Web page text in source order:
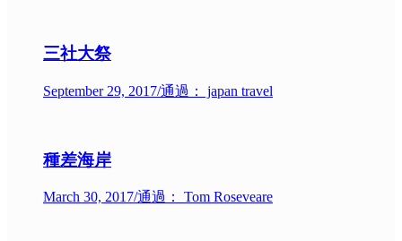
三社大祭
September 29, 2017/通過： japan travel
種差海岸
March 30, 2017/通過： Tom Roseveare